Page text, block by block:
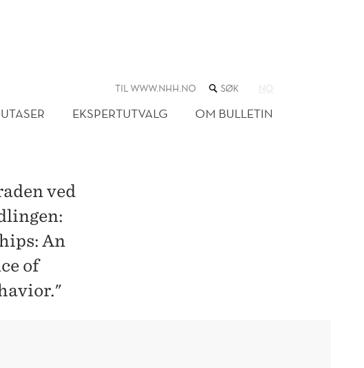
TIL WWW.NHH.NO SØK
NETTSTEDET
NO
EKSPERTUTVALG OM BULLETIN
ved
An
of